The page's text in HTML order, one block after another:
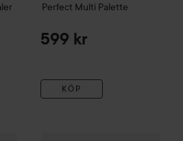
Perfect Multi Palette
599 kr
KÖP